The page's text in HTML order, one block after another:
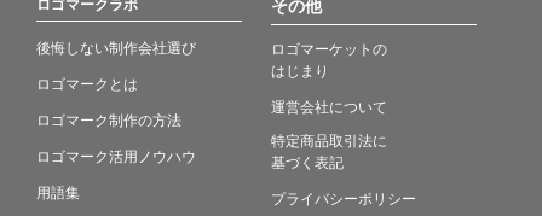
後悔しない制作会社選び
ロゴマークとは
ロゴマーク制作の方法
ロゴマーク活用ノウハウ
用語集
その他
ロゴマーケットの
はじまり
運営会社について
特定商品取引法に
基づく表記
プライバシーポリシー